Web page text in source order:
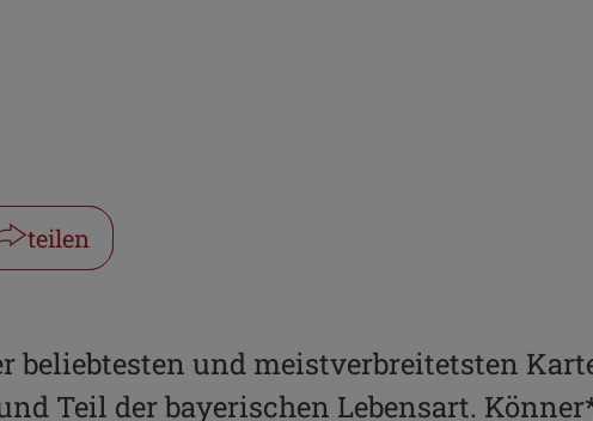
teilen
WhatsApp
Link kopieren
beliebtesten und meistverbreitetsten
Teil der bayerischen Lebensart.